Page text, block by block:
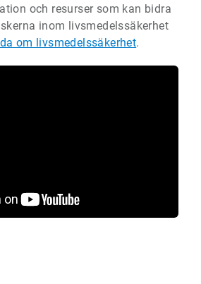
och resurser som kan bidra
inom livsmedelssäkerhet
om livsmedelssäkerhet.